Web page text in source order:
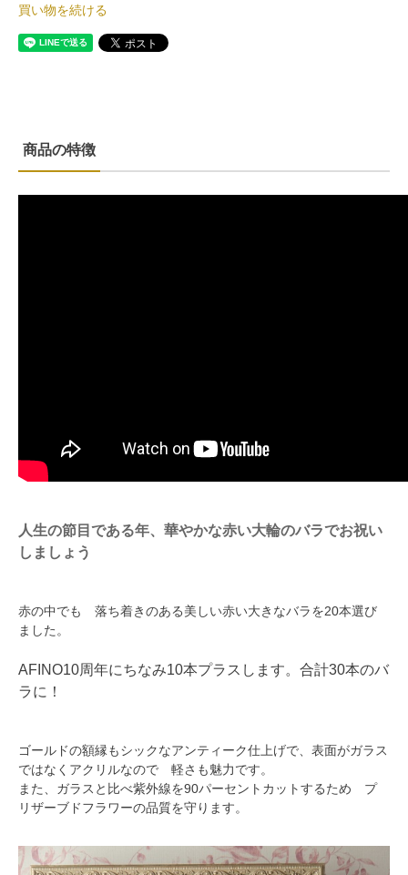
買い物を続ける
商品の特徴
人生の節目である年、華やかな赤い大輪のバラでお祝い
しましょう
赤の中でも 落ち着きのある美しい赤い大きなバラを20本選び
ました。
AFINO10周年にちなみ10本プラスします。合計30本のバ
ラに！
ゴールドの額縁もシックなアンティーク仕上げで、表面がガラス
ではなくアクリルなので 軽さも魅力です。
また、ガラスと比べ紫外線を90パーセントカットするため プ
リザーブドフラワーの品質を守ります。